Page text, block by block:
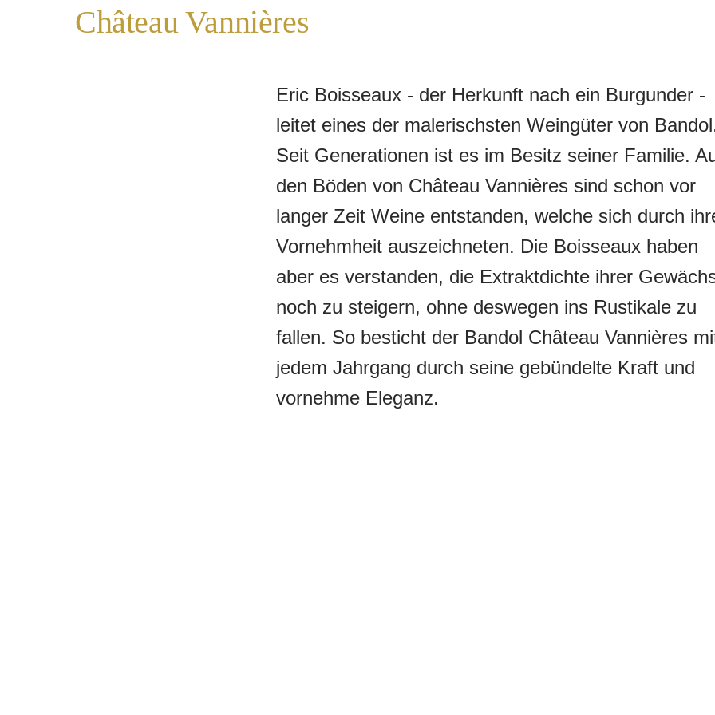
Château Vannières
Eric Boisseaux - der Herkunft nach ein Burgunder -
leitet eines der malerischsten Weingüter von
Seit Generationen ist es im Besitz seiner Familie.
den Böden von Château Vannières sind schon vor
langer Zeit Weine entstanden, welche sich durch
Vornehmheit auszeichneten. Die Boisseaux haben
aber es verstanden, die Extraktdichte ihrer
noch zu steigern, ohne deswegen ins Rustikale zu
fallen. So besticht der Bandol Château Vannières
jedem Jahrgang durch seine gebündelte Kraft und
vornehme Eleganz.